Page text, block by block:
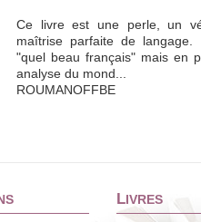
Ce livre est une perle, un
maîtrise parfaite de
"quel beau français" mais en
analyse du mond...
ROUMANOFFBE
LIVRES